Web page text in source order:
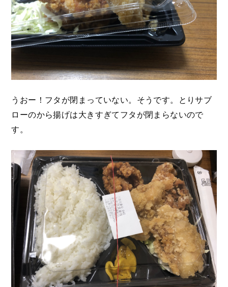
うおー！フタが閉まっていない。そうです。とりサブ
ローのから揚げは大きすぎてフタが閉まらないので
す。